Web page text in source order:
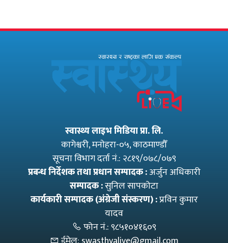
स्वास्थ्य लाइभ मिडिया प्रा. लि.
कागेश्वरी, मनाेहरा-०५, काठमाण्डौँ
सूचना विभाग दर्ता नं.: २८१९/०७८/०७९
प्रबन्ध निर्देशक तथा प्रधान सम्पादक :अर्जुन अधिकारी
सम्पादक :सुनिल सापकोटा
कार्यकारी सम्पादक (अंग्रेजी संस्करण) :प्रविन कुमार
यादव
फोन नं.:९८५१०४१६०९